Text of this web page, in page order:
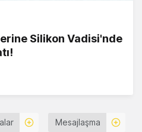
Silikon Vadisi'nde
Mesajlaşma